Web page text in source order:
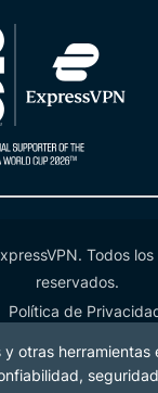
Todos
reservados.
Política de
Términos de Servicio
Preferencias de